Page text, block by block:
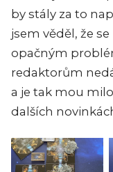
by stály za to
jsem věděl, že
opačným
redaktorům
a je tak mou
dalších